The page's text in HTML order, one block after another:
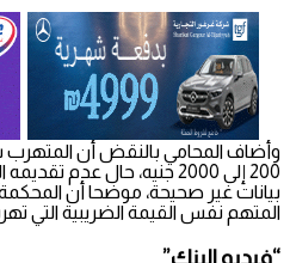
وأضاف المحامي بالنقض أن المتهرب
200 إلى 2000 جنيه، حال عدم
بيانات غير صحيحة، موضحا أن
المتهم نفس القيمة الضريبية التي
“فيديو البنك”